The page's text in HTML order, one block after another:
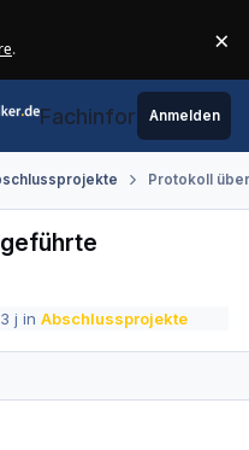
. ×
Fachinformatiker.de
Anmelden
Protokoll
j inAbschlussprojekte